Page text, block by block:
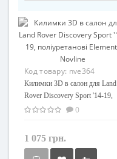
Код товару: nve364
Килимки 3D в салон для Land
Rover Discovery Sport '14-19,
поліуретанові Element-Novline
0
1 075 грн.